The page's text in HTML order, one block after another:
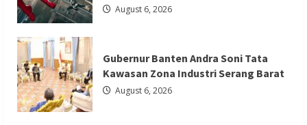
Berita Agama
Berita Trending
Kapolres Tangsel Hadiri Perayaan HUT
Vihara Boen Hay Bio, Perkuat Sinergitas
TNI-POLRI dengan Tokoh Agama
August 6, 2026
Gubernur Banten Andra Soni Tata
Kawasan Zona Industri Serang Barat
August 6, 2026